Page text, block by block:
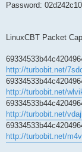
Password:
LinuxCBT Packet
http://turbobit.net/
http://turbobit.net/
http://turbobit.net/
http://turbobit.net/